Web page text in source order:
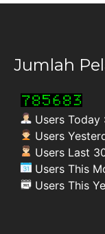
Jumlah
Users Today
Users
Users Last
Users This
Users This